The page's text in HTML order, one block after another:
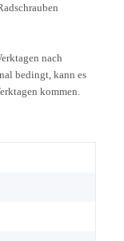
nach
bedingt, kann es
kommen.